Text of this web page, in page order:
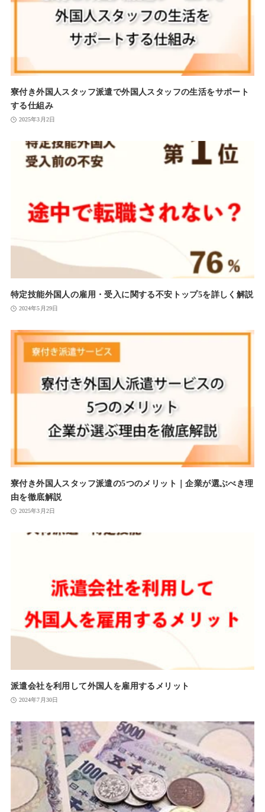
寮付き外国人スタッフ派遣で外国人スタッフの生活をサポート
する仕組み
2025年3月2日
特定技能外国人の雇用・受入に関する不安トップ5を詳しく解説
2024年5月29日
寮付き外国人スタッフ派遣の5つのメリット｜企業が選ぶべき理
由を徹底解説
2025年3月2日
派遣会社を利用して外国人を雇用するメリット
2024年7月30日